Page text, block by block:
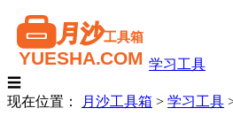
学习工具
☰
现在位置：
月沙工具箱 > 学习工具